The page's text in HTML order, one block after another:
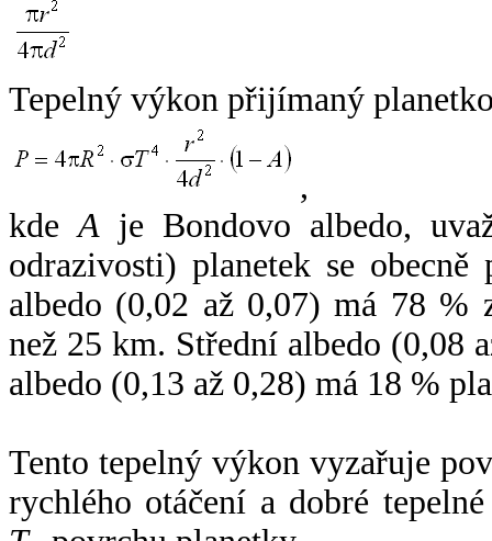
Tepelný výkon přijímaný
,
kdeA je Bondovo albedo,
odrazivosti) planetek se
albedo (0,02 až 0,07) má 78 %
než 25 km. Střední albedo (0,08
albedo (0,13 až 0,28) má 18 %
Tento tepelný výkon vyzařuje
rychlého otáčení a dobré